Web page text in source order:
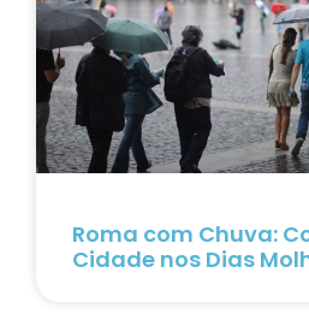
Roma com Chuva:
Cidade nos Dias